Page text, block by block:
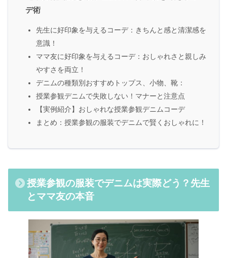
デ術
先生に好印象を与えるコーデ：きちんと感と清潔感を
意識！
ママ友に好印象を与えるコーデ：おしゃれさと親しみ
やすさを両立！
デニムの種類別おすすめトップス、小物、靴：
授業参観デニムで失敗しない！マナーと注意点
【実例紹介】おしゃれな授業参観デニムコーデ
まとめ：授業参観の服装でデニムで賢くおしゃれに！
授業参観の服装でデニムは実際どう？先生
とママ友の本音